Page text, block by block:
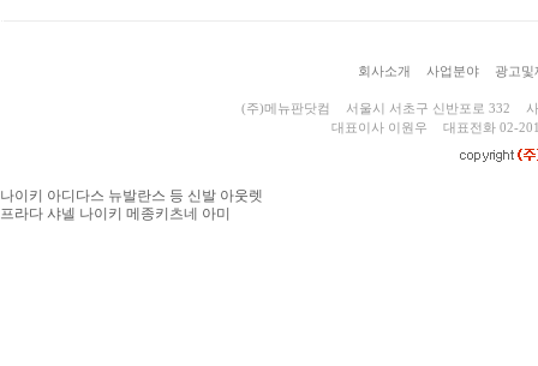
회사소개 사업분야 광고및
(주)메뉴판닷컴 서울시 서초구 신반포로 332
대표이사 이원우
대표전화 02-
나이키 아디다스 뉴발란스 등 신발 아웃렛
프라다 샤넬 나이키 메종키츠네 아미